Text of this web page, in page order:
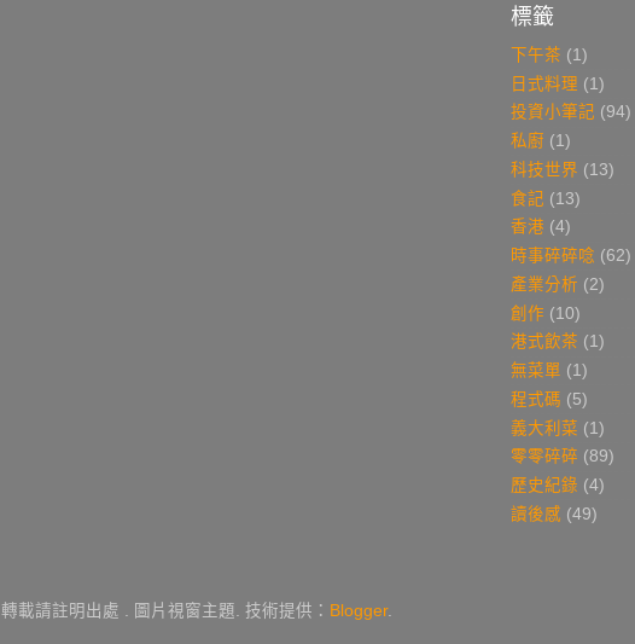
標籤
下午茶 (1)
日式料理 (1)
投資小筆記 (94)
私廚 (1)
科技世界 (13)
食記 (13)
香港 (4)
時事碎碎唸 (62)
產業分析 (2)
創作 (10)
港式飲茶 (1)
無菜單 (1)
程式碼 (5)
義大利菜 (1)
零零碎碎 (89)
歷史紀錄 (4)
讀後感 (49)
轉載請註明出處 . 圖片視窗主題. 技術提供： Blogger.